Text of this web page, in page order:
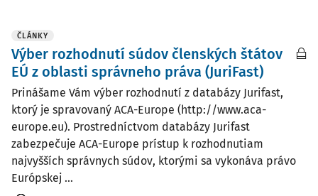
ČLÁNKY
Výber rozhodnutí súdov členských štátov
EÚ z oblasti správneho práva (JuriFast)
Prinášame Vám výber rozhodnutí z databázy Jurifast,
ktorý je spravovaný ACA-Europe (http://www.aca-
europe.eu). Prostredníctvom databázy Jurifast
zabezpečuje ACA-Europe prístup k rozhodnutiam
najvyšších správnych súdov, ktorými sa vykonáva právo
Európskej ...